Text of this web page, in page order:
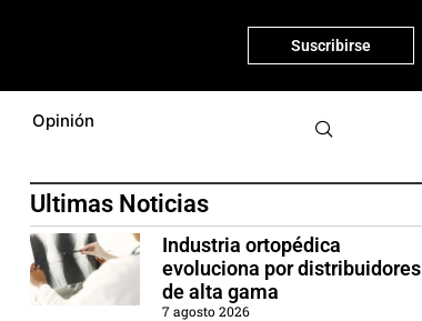
Suscribirse
Opinión
Ultimas Noticias
Industria ortopédica
evoluciona por distribuidores
de alta gama
7 agosto 2026